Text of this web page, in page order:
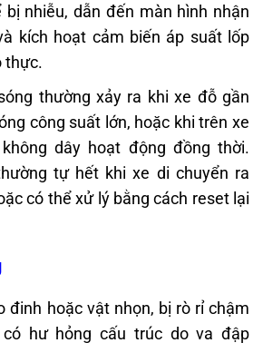
bị nhiễu, dẫn đến màn hình nhận
kích hoạt cảm biến áp suất lốp
thực.
thường xảy ra khi xe đỗ gần
công suất lớn, hoặc khi trên xe
dây hoạt động đồng thời.
tự hết khi xe di chuyển ra
có thể xử lý bằng cách reset lại
đinh hoặc vật nhọn, bị rò rỉ chậm
hư hỏng cấu trúc do va đập